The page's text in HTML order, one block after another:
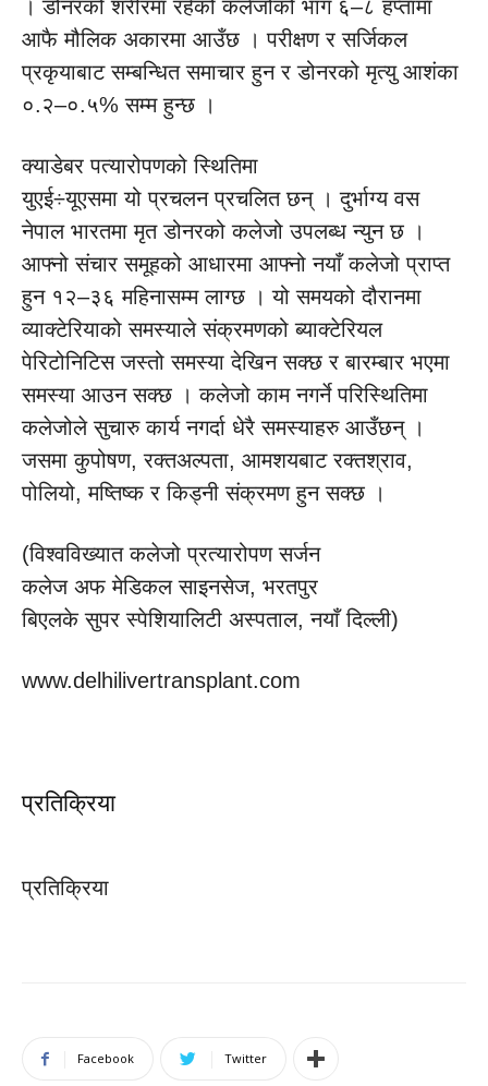
। डोनरको शरीरमा रहेको कलेजोको भाग ६–८ हप्तामा
आफै मौलिक अकारमा आउँछ । परीक्षण र सर्जिकल
प्रकृयाबाट सम्बन्धित समाचार हुन र डोनरको मृत्यु आशंका
०.२–०.५% सम्म हुन्छ ।
क्याडेबर पत्यारोपणको स्थितिमा
युएई÷यूएसमा यो प्रचलन प्रचलित छन् । दुर्भाग्य वस
नेपाल भारतमा मृत डोनरको कलेजो उपलब्ध न्युन छ ।
आफ्नो संचार समूहको आधारमा आफ्नो नयाँ कलेजो प्राप्त
हुन १२–३६ महिनासम्म लाग्छ । यो समयको दौरानमा
व्याक्टेरियाको समस्याले संक्रमणको ब्याक्टेरियल
पेरिटोनिटिस जस्तो समस्या देखिन सक्छ र बारम्बार भएमा
समस्या आउन सक्छ । कलेजो काम नगर्ने परिस्थितिमा
कलेजोले सुचारु कार्य नगर्दा धेरै समस्याहरु आउँछन् ।
जसमा कुपोषण, रक्तअल्पता, आमशयबाट रक्तश्राव,
पोलियो, मष्तिष्क र किड्नी संक्रमण हुन सक्छ ।
(विश्वविख्यात कलेजो प्रत्यारोपण सर्जन
कलेज अफ मेडिकल साइनसेज, भरतपुर
बिएलके सुपर स्पेशियालिटी अस्पताल, नयाँ दिल्ली)
www.delhilivertransplant.com
प्रतिक्रिया
प्रतिक्रिया
Facebook Twitter